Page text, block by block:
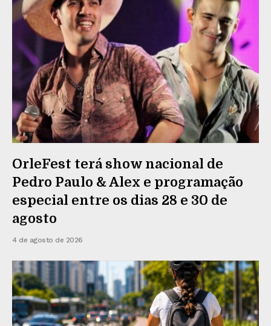
OrleFest terá show nacional de
Pedro Paulo & Alex e programação
especial entre os dias 28 e 30 de
agosto
4 de agosto de 2026